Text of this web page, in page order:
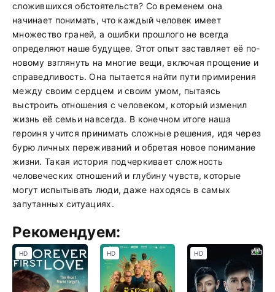
сложившихся обстоятельств? Со временем она
начинает понимать, что каждый человек имеет
множество граней, а ошибки прошлого не всегда
определяют наше будущее. Этот опыт заставляет её по-
новому взглянуть на многие вещи, включая прощение и
справедливость. Она пытается найти пути примирения
между своим сердцем и своим умом, пытаясь
выстроить отношения с человеком, который изменил
жизнь её семьи навсегда. В конечном итоге наша
героиня учится принимать сложные решения, идя через
бурю личных переживаний и обретая новое понимание
жизни. Такая история подчеркивает сложность
человеческих отношений и глубину чувств, которые
могут испытывать люди, даже находясь в самых
запутанных ситуациях.
Рекомендуем:
HD HD HD